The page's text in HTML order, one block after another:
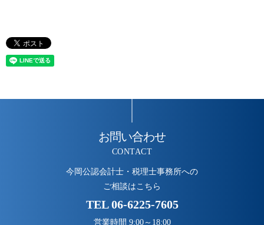
お問い合わせ
CONTACT
今岡公認会計士・税理士事務所への
ご相談はこちら
TEL06-6225-7605
営業時間 9:00～18:00